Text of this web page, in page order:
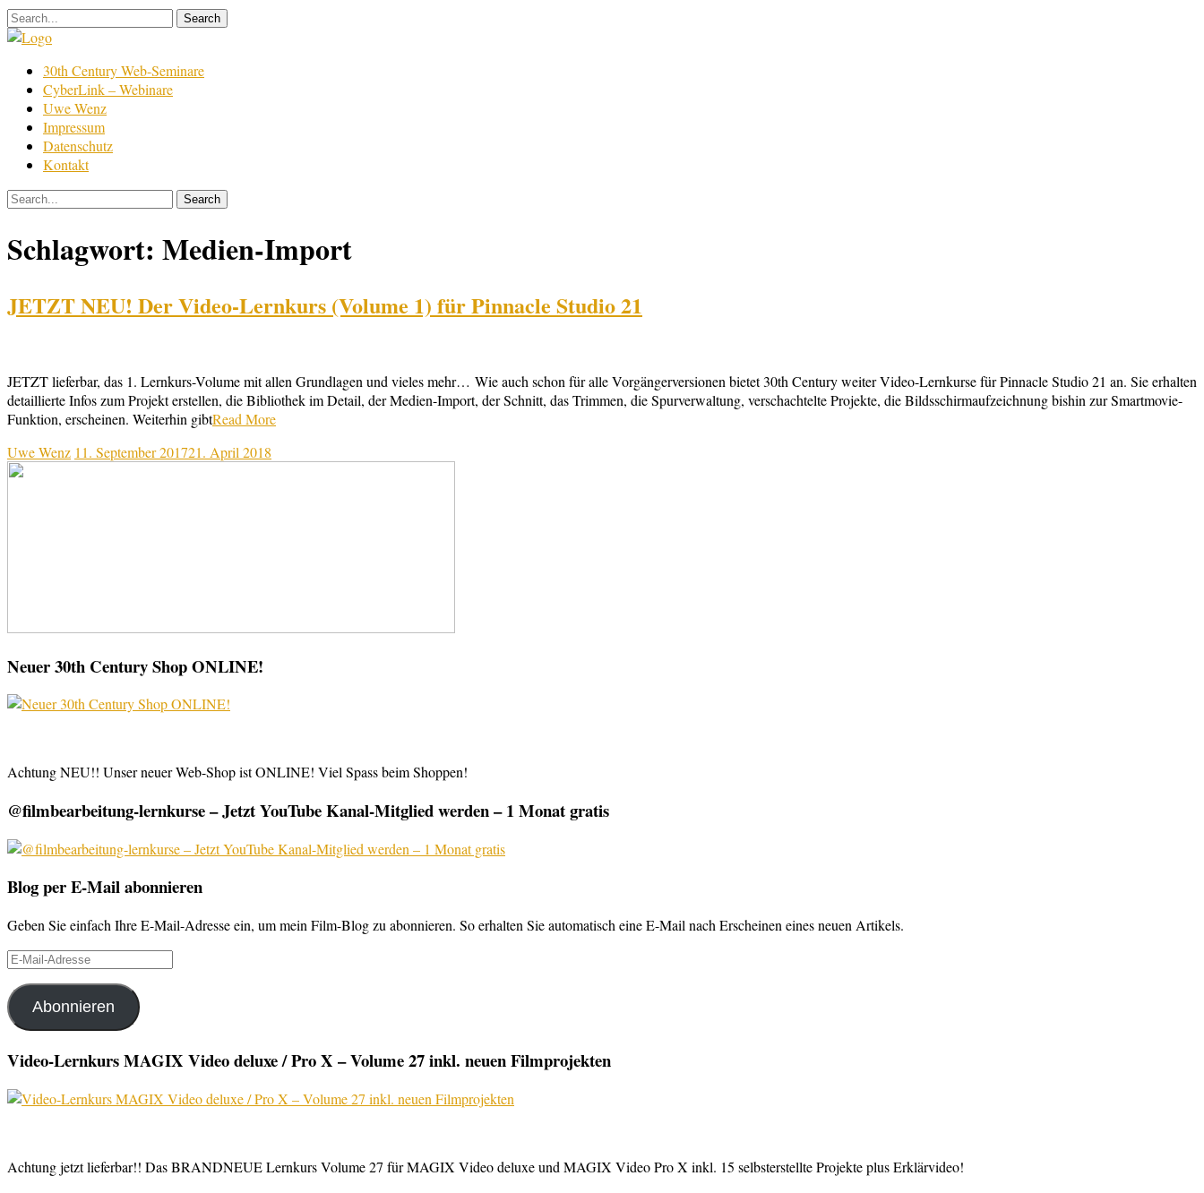
Skip
to
Film
Bearbeitung
30th Century Web-Seminare
CyberLink – Webinare
Uwe Wenz
Impressum
Datenschutz
Kontakt
Schlagwort: Medien-Import
JETZT NEU! Der Video-Lernkurs (Volume 1) für Pinnacle Studio 21
JETZT lieferbar, das 1. Lernkurs-Volume mit allen Grundlagen und vieles mehr… Wie auch schon für alle Vorgängerversionen bietet 30th Century weiter Video-Lernkurse für Pinnacle Studio 21 an. Sie erhalten
detaillierte Infos zum Projekt erstellen, die Bibliothek im Detail, der Medien-Import, der Schnitt, das Trimmen, die Spurverwaltung, verschachtelte Projekte, die Bildsschirmaufzeichnung bishin zur Smartmovie-
Funktion, erscheinen. Weiterhin gibtRead More
Uwe Wenz 11. September 201721. April 2018
Neuer 30th Century Shop ONLINE!
Achtung NEU!! Unser neuer Web-Shop ist ONLINE! Viel Spass beim Shoppen!
@filmbearbeitung-lernkurse – Jetzt YouTube Kanal-Mitglied werden – 1 Monat gratis
Blog per E-Mail abonnieren
Geben Sie einfach Ihre E-Mail-Adresse ein, um mein Film-Blog zu abonnieren. So erhalten Sie automatisch eine E-Mail nach Erscheinen eines neuen Artikels.
E-
Adresse
Abonnieren
Video-Lernkurs MAGIX Video deluxe / Pro X – Volume 27 inkl. neuen Filmprojekten
Achtung jetzt lieferbar!! Das BRANDNEUE Lernkurs Volume 27 für MAGIX Video deluxe und MAGIX Video Pro X inkl. 15 selbsterstellte Projekte plus Erklärvideo!